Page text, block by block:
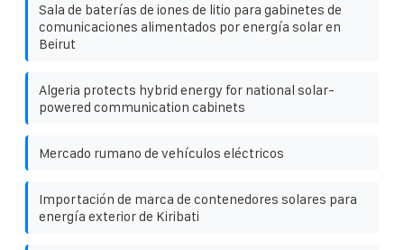
Sala de baterías de iones de litio para gabinetes de
comunicaciones alimentados por energía solar en
Beirut
Algeria protects hybrid energy for national solar-
powered communication cabinets
Mercado rumano de vehículos eléctricos
Importación de marca de contenedores solares para
energía exterior de Kiribati